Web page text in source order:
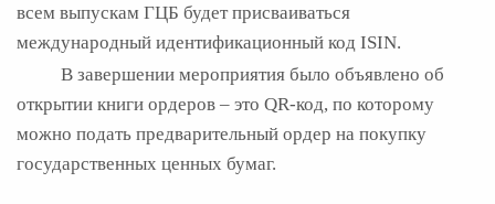
всем выпускам ГЦБ будет присваиваться
международный идентификационный код ISIN.
В завершении мероприятия было объявлено об
открытии книги ордеров – это QR-код, по которому
можно подать предварительный ордер на покупку
государственных ценных бумаг.